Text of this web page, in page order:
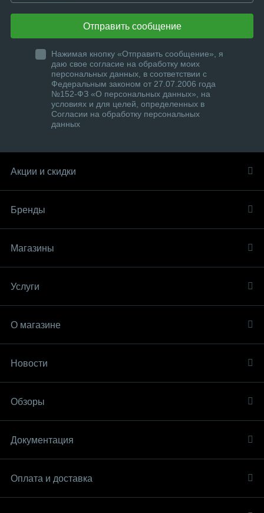
Отправить сообщение
Нажимая кнопку «Отправить сообщение», я
даю свое согласие на обработку моих
персональных данных, в соответствии с
Федеральным законом от 27.07.2006 года
№152-ФЗ «О персональных данных», на
условиях и для целей, определенных в
Согласии на обработку персональных
данных
Акции и скидки
Бренды
Магазины
Услуги
О магазине
Новости
Обзоры
Документация
Оплата и доставка